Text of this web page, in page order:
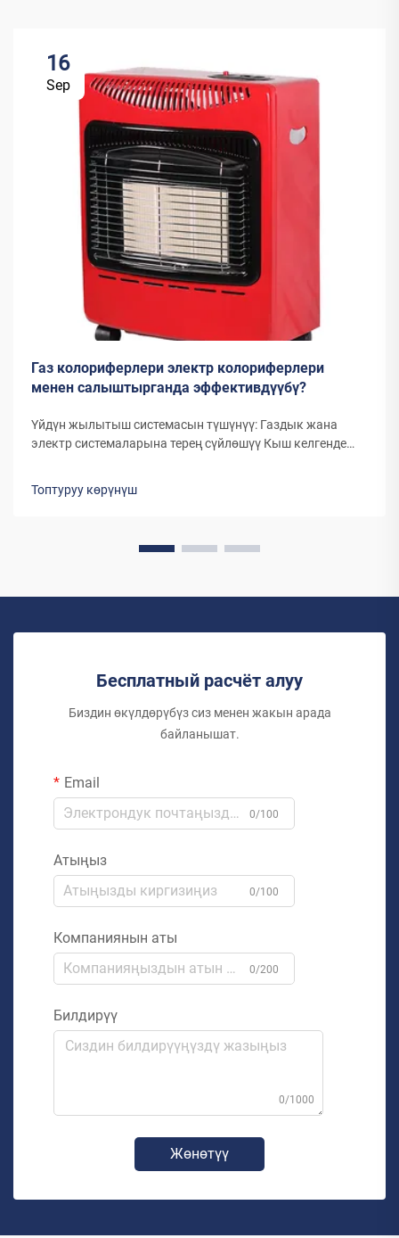
16
Sep
Газ колориферлери электр колориферлери
менен салыштырганда эффективдүүбү?
Үйдүн жылытыш системасын түшүнүү: Газдык жана
электр системаларына терең сүйлөшүү Кыш келгенде
иэлери үчүн маанилүү чечимге айланат. Эки түрдүү
Топтуруу көрүнүш
Бесплатный расчёт алуу
Биздин өкүлдөрүбүз сиз менен жакын арада
байланышат.
Email
0/100
Атыңыз
0/100
Компаниянын аты
0/200
Билдирүү
0/1000
Жөнөтүү